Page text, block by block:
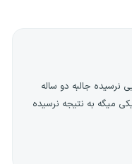
جالبه دو ساله
میگه به نتیجه نرسیده